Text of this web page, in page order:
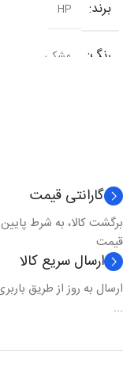
برند HP
رنگ مشکی
گارانتی قیمت
برگشت کالا، به شرط
قیمت
ارسال سریع کالا
ارسال به روز از طریق
...